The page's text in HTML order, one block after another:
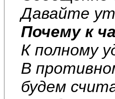
Давайте
Почему к
К полному
В
будем